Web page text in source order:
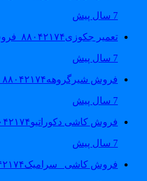
تعمیر جکوزی۸۸۰۴۲۱۷۴_فروش وان جکوزی
فروش شیرگروهه۸۸۰۴۲۱۷۴_تعمیر شیرگروهه
فروش کاشی دکوراتیو۸۸۰۴۲۱۷۴_فروش کاشی بین کابینتی
فروش کاشی _سرامیک۸۸۰۴۲۱۷۴